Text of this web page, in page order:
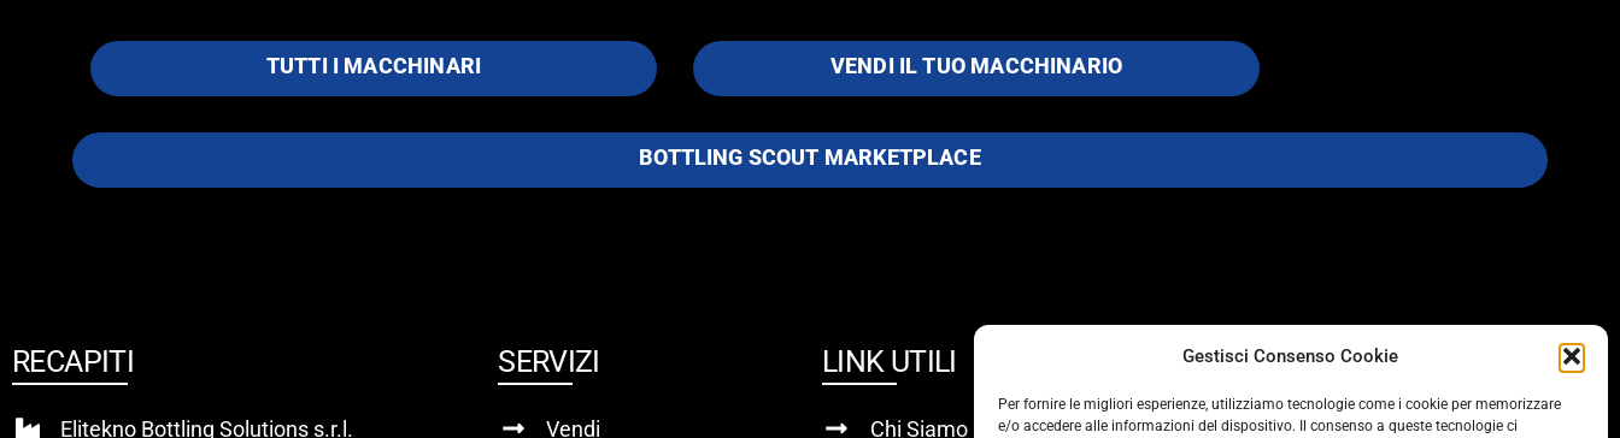
Gestisci Consenso Cookie
Per fornire le migliori esperienze, utilizziamo tecnologie come i cookie per memorizzare
e/o accedere alle informazioni del dispositivo. Il consenso a queste tecnologie ci
TUTTI I MACCHINARI VENDI IL TUO MACCHINARIO
BOTTLING SCOUT MARKETPLACE
RECAPITI
Elitekno Bottling Solutions s.r.l.
SERVIZI
Vendi
LINK UTILI
Chi Siamo
SOCIAL